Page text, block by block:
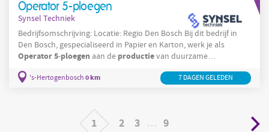
Operator 5-ploegen
Synsel Techniek
Bedrijfsomschrijving: Locatie: Regio Den Bosch Bij dit bedrijf in
Den Bosch, gespecialiseerd in Papier en Karton, werk je als
Operator5-ploegen aan de productievan duurzame
karton verwerken tot verpakkingsoplossingen voor diverse
's-Hertogenbosch 0 km 7 DAGEN GELEDEN
1 2 3 9